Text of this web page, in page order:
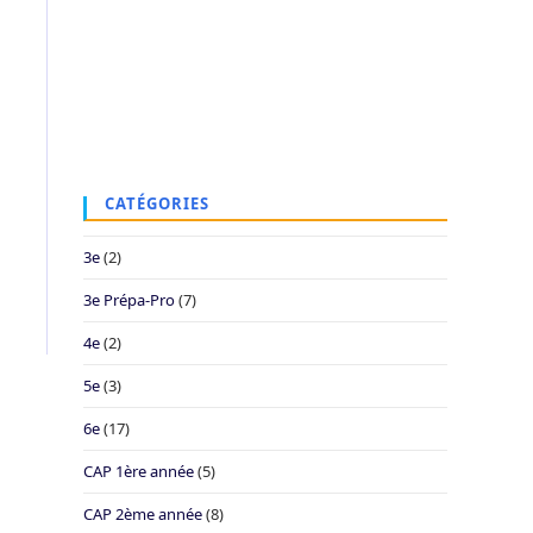
CATÉGORIES
3e(2)
3e Prépa-Pro(7)
4e(2)
5e(3)
6e(17)
CAP 1ère année(5)
CAP 2ème année(8)